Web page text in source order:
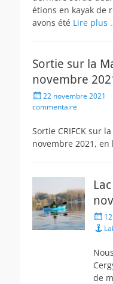
étions en kayak de
avons été Lire plus
Sortie sur la
novembre
Posted
on
22 novembre 2021
commentaire
Sortie CRIFCK sur
novembre 2021,
on
de